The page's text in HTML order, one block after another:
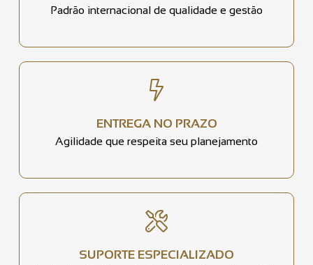
Padrão internacional de qualidade e gestão
ENTREGA NO PRAZO
Agilidade que respeita seu planejamento
SUPORTE ESPECIALIZADO